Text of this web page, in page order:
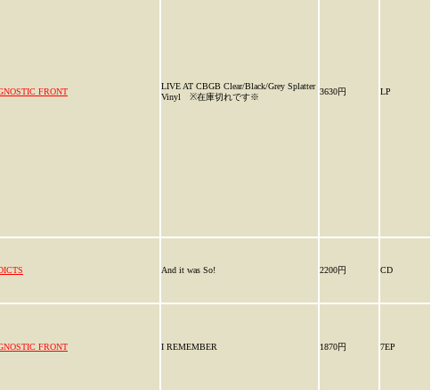
FRONT
LIVE AT CBGB Clear/Black/Grey Splatter
Vinyl ※在庫切れです※
3630円 LP
And it was So! 2200円 CD
FRONT I REMEMBER 1870円 7EP